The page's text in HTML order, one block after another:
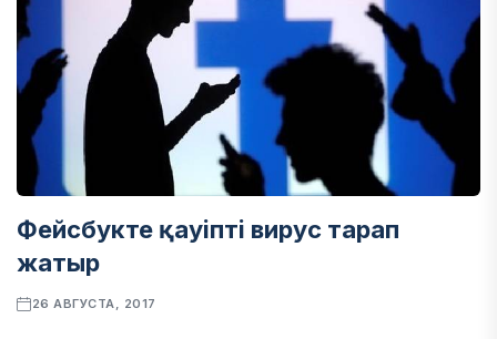
Фейсбукте қауіпті вирус тарап
жатыр
26 АВГУСТА, 2017